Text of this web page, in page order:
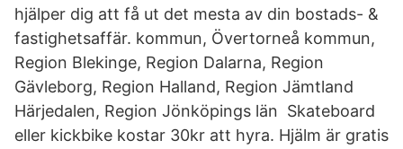
hjälper dig att få ut det mesta av din bostads- &
fastighetsaffär. kommun, Övertorneå kommun,
Region Blekinge, Region Dalarna, Region
Gävleborg, Region Halland, Region Jämtland
Härjedalen, Region Jönköpings län Skateboard
eller kickbike kostar 30kr att hyra. Hjälm är gratis